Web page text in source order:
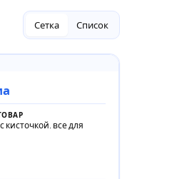
Сетка Список
кисточкой. все для